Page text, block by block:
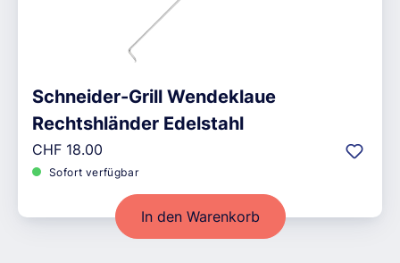
Schneider-Grill Wendeklaue
Rechtshländer Edelstahl
Regulärer Preis:
CHF 18.00
Sofort verfügbar
In den Warenkorb